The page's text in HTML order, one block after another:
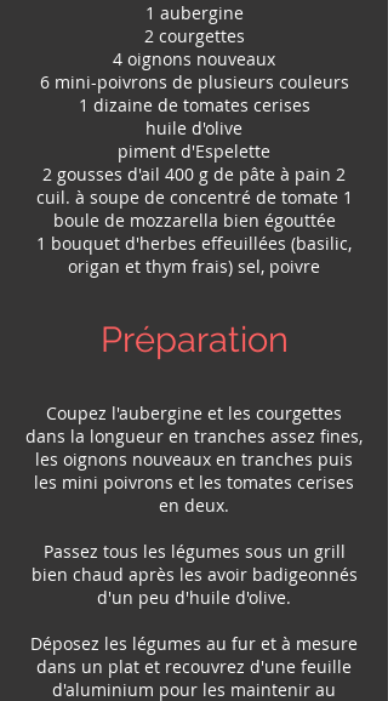
1 aubergine
2 courgettes
4 oignons nouveaux
6 mini-poivrons de plusieurs couleurs
1 dizaine de tomates cerises
huile d'olive
piment d'Espelette
2 gousses d'ail 400 g de pâte à pain 2
cuil. à soupe de concentré de tomate 1
boule de mozzarella bien égouttée
1 bouquet d'herbes effeuillées (basilic,
origan et thym frais) sel, poivre
Préparation
Coupez l'aubergine et les courgettes
dans la longueur en tranches assez fines,
les oignons nouveaux en tranches puis
les mini poivrons et les tomates cerises
en deux.
Passez tous les légumes sous un grill
bien chaud après les avoir badigeonnés
d'un peu d'huile d'olive.
Déposez les légumes au fur et à mesure
dans un plat et recouvrez d'une feuille
d'aluminium pour les maintenir au